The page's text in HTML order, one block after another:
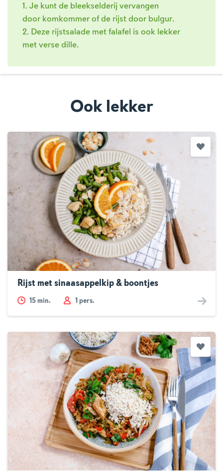
1. Je kunt de bleekselderij vervangen
door komkommer of de rijst door bulgur.
2. Deze rijstsalade met falafel is ook lekker
met verse dille.
Ook lekker
Rijst met sinaasappelkip & boontjes
15 min. 1 pers.